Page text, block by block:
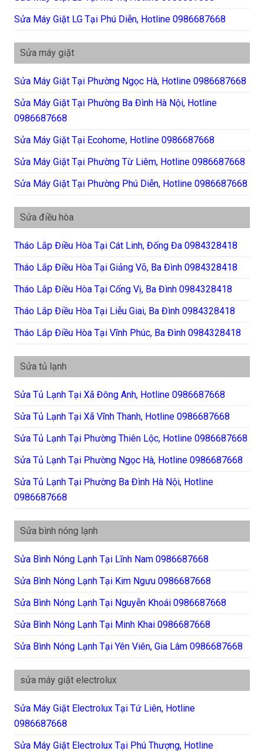
Sửa Máy Giặt LG Tại Phú Diễn, Hotline 0986687668
Sửa máy giặt
Sửa Máy Giặt Tại Phường Ngọc Hà, Hotline 0986687668
Sửa Máy Giặt Tại Phường Ba Đình Hà Nội, Hotline
0986687668
Sửa Máy Giặt Tại Ecohome, Hotline 0986687668
Sửa Máy Giặt Tại Phường Từ Liêm, Hotline 0986687668
Sửa Máy Giặt Tại Phường Phú Diễn, Hotline 0986687668
Sửa điều hòa
Tháo Lắp Điều Hòa Tại Cát Linh, Đống Đa 0984328418
Tháo Lắp Điều Hòa Tại Giảng Võ, Ba Đình 0984328418
Tháo Lắp Điều Hòa Tại Cống Vị, Ba Đình 0984328418
Tháo Lắp Điều Hòa Tại Liễu Giai, Ba Đình 0984328418
Tháo Lắp Điều Hòa Tại Vĩnh Phúc, Ba Đình 0984328418
Sửa tủ lạnh
Sửa Tủ Lạnh Tại Xã Đông Anh, Hotline 0986687668
Sửa Tủ Lạnh Tại Xã Vĩnh Thanh, Hotline 0986687668
Sửa Tủ Lạnh Tại Phường Thiên Lộc, Hotline 0986687668
Sửa Tủ Lạnh Tại Phường Ngọc Hà, Hotline 0986687668
Sửa Tủ Lạnh Tại Phường Ba Đình Hà Nội, Hotline
0986687668
Sửa bình nóng lạnh
Sửa Bình Nóng Lạnh Tại Lĩnh Nam 0986687668
Sửa Bình Nóng Lạnh Tại Kim Ngưu 0986687668
Sửa Bình Nóng Lạnh Tại Nguyễn Khoái 0986687668
Sửa Bình Nóng Lạnh Tại Minh Khai 0986687668
Sửa Bình Nóng Lạnh Tại Yên Viên, Gia Lâm 0986687668
sửa máy giặt electrolux
Sửa Máy Giặt Electrolux Tại Tứ Liên, Hotline
0986687668
Sửa Máy Giặt Electrolux Tại Phú Thượng, Hotline